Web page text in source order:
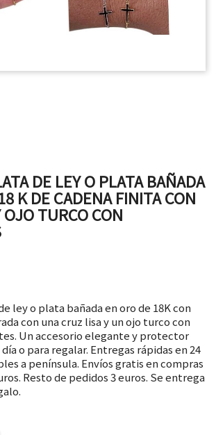
DE LEY O PLATA BAÑADA
K DE CADENA FINITA CON
TURCO CON
ley o plata bañada en oro de 18K con
con una cruz lisa y un ojo turco con
Un accesorio elegante y protector
o para regalar. Entregas rápidas en 24
a península. Envíos gratis en compras
Resto de pedidos 3 euros. Se entrega